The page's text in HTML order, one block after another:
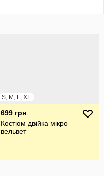
S, M, L, XL
699 грн
Костюм двійка мікро
вельвет